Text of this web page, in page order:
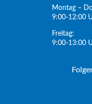
Montag –
9:00-12:00
Freitag:
9:00-13:00
Folgen